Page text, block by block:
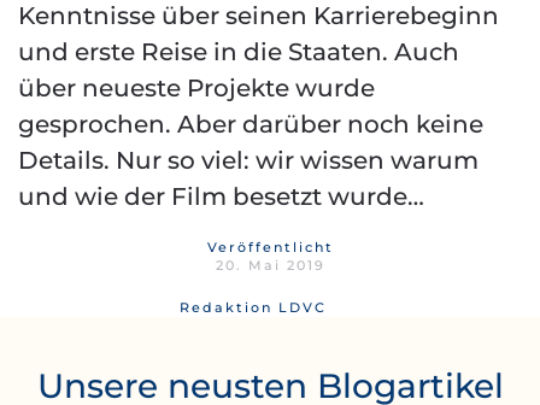
Kenntnisse über seinen Karrierebeginn
und erste Reise in die Staaten. Auch
über neueste Projekte wurde
gesprochen. Aber darüber noch keine
Details. Nur so viel: wir wissen warum
und wie der Film besetzt wurde…
Veröffentlicht
20. Mai 2019
Redaktion LDVC
Unsere neusten Blogartikel